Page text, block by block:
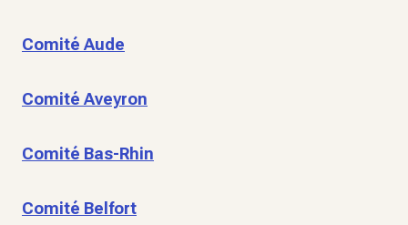
Comité Aude
Comité Aveyron
Comité Bas-Rhin
Comité Belfort